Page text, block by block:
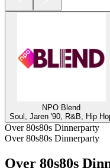
NPO Blend
Soul, Jaren '90, R&B, Hip
Over 80s80s Dinnerparty
Over 80s80s Dinnerparty
Over 80s80s